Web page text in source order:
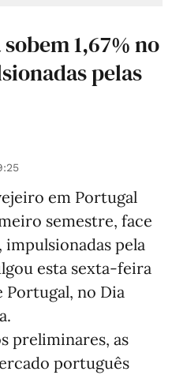
1,67% no
pelas
em Portugal
semestre, face
pela
esta sexta-feira
Portugal, no Dia
preliminares, as
português